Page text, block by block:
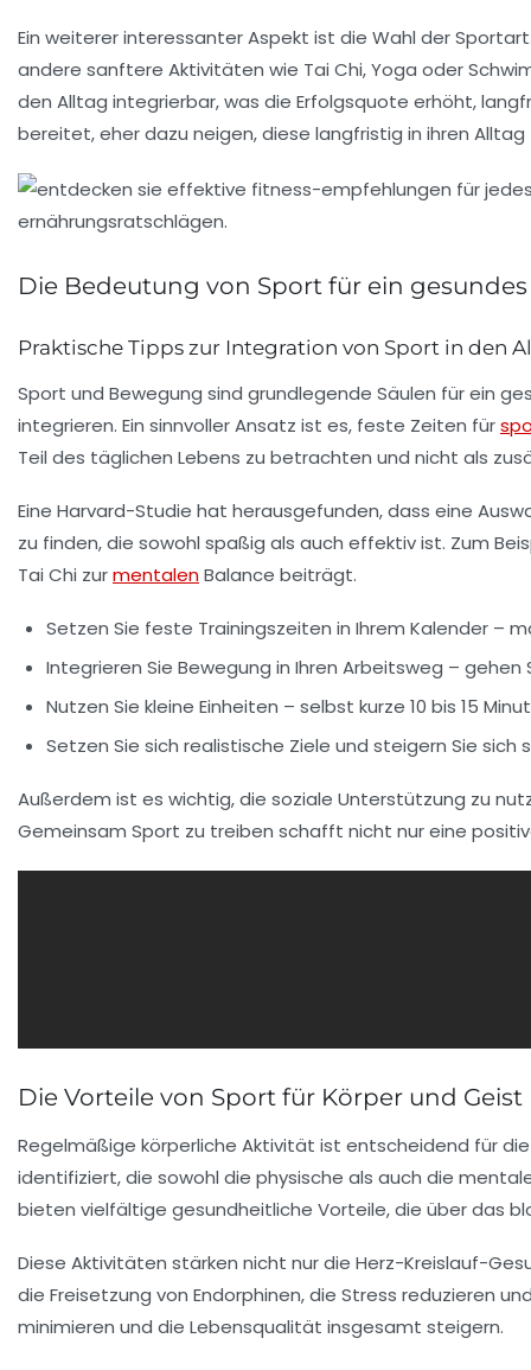
Ein weiterer interessanter Aspekt ist die Wahl der
andere sanftere Aktivitäten wie Tai Chi,Yoga oder
den Alltag integrierbar, was die Erfolgsquote erhöht,
bereitet, eher dazu neigen, diese langfristig in ihren
Die Bedeutung von Sport für ein
Praktische Tipps zur Integration von Sport in den
Sport und Bewegung sind grundlegende Säulen für ein
integrieren. Ein sinnvoller Ansatz ist es, feste Zeiten für
Teil des täglichen Lebens zu betrachten und nicht als
Eine Harvard-Studie hat herausgefunden, dass eine
zu finden, die sowohl spaßig als auch effektivist. Zum
Tai Chi zurmentalenBalance beiträgt.
Setzen Sie feste Trainingszeiten in Ihrem Kalender –
Integrieren Sie Bewegung in Ihren Arbeitsweg – gehen
Nutzen Sie kleine Einheiten – selbst kurze 10 bis 15
Setzen Sie sich realistische Ziele und steigern Sie
Außerdem ist es wichtig, die soziale Unterstützung zu
Gemeinsam Sport zu treiben schafft nicht nur eine
Die Vorteile von Sport für Körper und Geist
Regelmäßige körperliche Aktivität ist entscheidend für
identifiziert, die sowohl die physische als auch die
bieten vielfältige gesundheitliche Vorteile, die über das
Diese Aktivitäten stärken nicht nur die Herz-Kreislauf-
die Freisetzung von Endorphinen, die Stress reduzieren
minimieren und die Lebensqualität insgesamt steigern.